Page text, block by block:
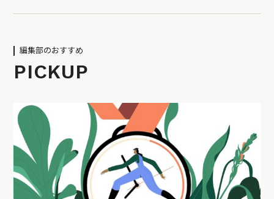
編集部のおすすめ
PICKUP